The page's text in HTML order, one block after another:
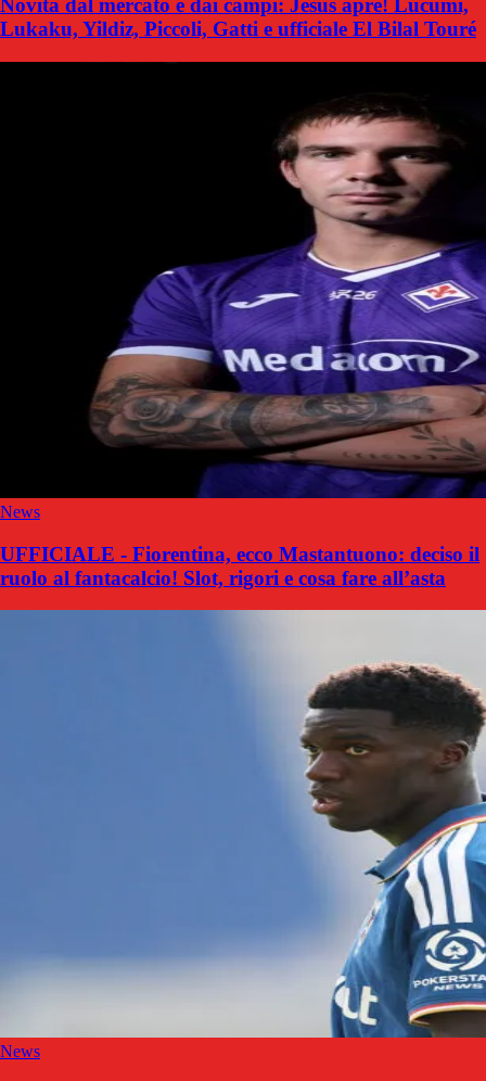
Novità dal mercato e dai campi: Jesus apre! Lucumi,
Lukaku, Yildiz, Piccoli, Gatti e ufficiale El Bilal Touré
News
UFFICIALE - Fiorentina, ecco Mastantuono: deciso il
ruolo al fantacalcio! Slot, rigori e cosa fare all’asta
News